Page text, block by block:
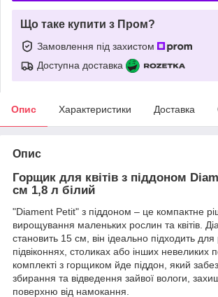
Що таке купити з Пром?
Замовлення під захистом
Доступна доставка
Опис Характеристики Доставка
Опис
Горщик для квітів з піддоном
см 1,8 л білий
"Diament Petit" з піддоном – це компактне
вирощування маленьких рослин та квітів.
становить 15 см, він ідеально підходить
підвіконнях, столиках або інших невеликих
комплекті з горщиком йде піддон, який
збирання та відведення зайвої вологи,
поверхню від намокання.